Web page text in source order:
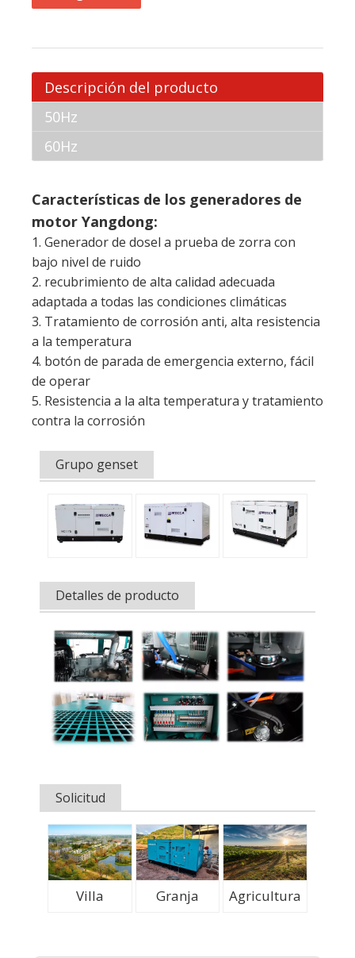
50Hz
Características de los generadores de
motor Yangdong:
1. Generador de dosel a prueba de zorra con
bajo nivel de ruido
adaptada a todas las condiciones climáticas
3. Tratamiento de corrosión anti, alta resistencia
a la temperatura
4. botón de parada de emergencia externo, fácil
de operar
5. Resistencia a la alta temperatura y tratamiento
contra la corrosión
Grupo genset